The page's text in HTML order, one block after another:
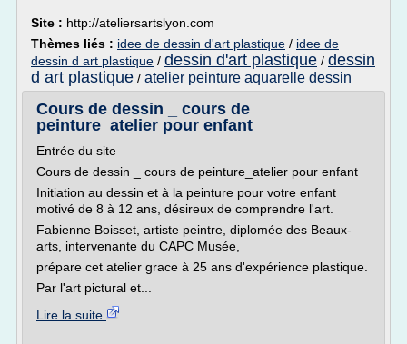
Site : http://ateliersartslyon.com
Thèmes liés : idee de dessin d'art plastique / idee de
dessin d art plastique / dessin d'art plastique / dessin
d art plastique / atelier peinture aquarelle dessin
Cours de dessin _ cours de
peinture_atelier pour enfant
Entrée du site
Cours de dessin _ cours de peinture_atelier pour enfant
Initiation au dessin et à la peinture pour votre enfant
motivé de 8 à 12 ans, désireux de comprendre l'art.
Fabienne Boisset, artiste peintre, diplomée des Beaux-
arts, intervenante du CAPC Musée,
prépare cet atelier grace à 25 ans d'expérience plastique.
Par l'art pictural et...
Lire la suite